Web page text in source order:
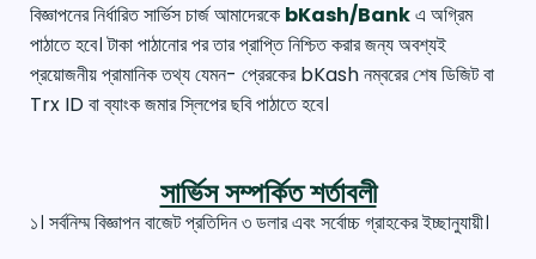
বিজ্ঞাপনের নির্ধারিত সার্ভিস চার্জ আমাদেরকে bKash/Bankএ অগ্রিম
পাঠাতে হবে। টাকা পাঠানোর পর তার প্রাপ্তি নিশ্চিত করার জন্য অবশ্যই
প্রয়োজনীয় প্রামানিক তথ্য যেমন- প্রেরকের bKash নম্বরের শেষ ডিজিট বা
Trx ID বা ব্যাংক জমার স্লিপের ছবি পাঠাতে হবে।
সার্ভিস সম্পর্কিত শর্তাবলী
১। সর্বনিম্ম বিজ্ঞাপন বাজেট প্রতিদিন ৩ ডলার এবং সর্বোচ্চ গ্রাহকের ইচ্ছানুযায়ী।